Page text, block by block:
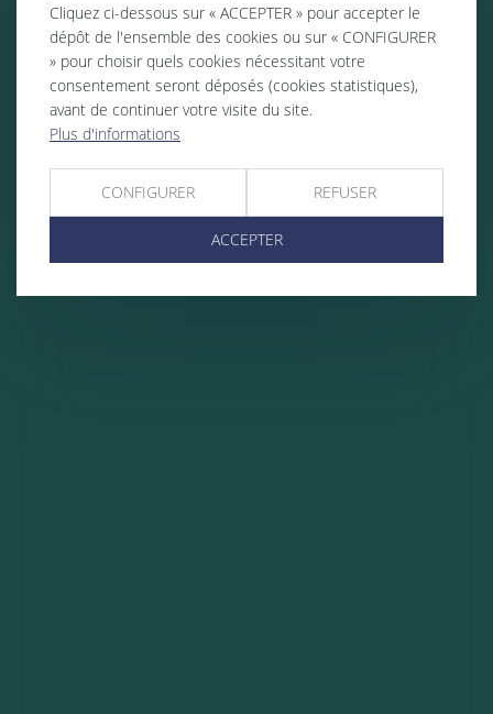
Cliquez ci-dessous sur « ACCEPTER » pour accepter le
dépôt de l'ensemble des cookies ou sur « CONFIGURER
» pour choisir quels cookies nécessitant votre
consentement seront déposés (cookies statistiques),
avant de continuer votre visite du site.
Plus d'informations
CONFIGURER REFUSER
ACCEPTER